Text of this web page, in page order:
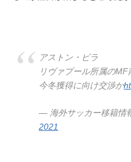
アストン・ビラ
リヴァプール所属の
今冬獲得に向け交渉か
— 海外サッカー移籍情
2021